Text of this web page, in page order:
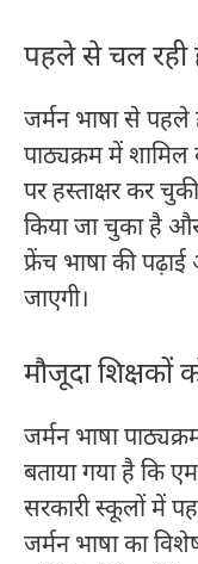
पहले से चल रही
जर्मन भाषा से पहले
पाठ्यक्रम में
पर हस्ताक्षर कर
किया जा चुका है और
फ्रेंच भाषा की
जाएगी।
मौजूदा शिक्षकों
जर्मन भाषा
बताया गया है कि
सरकारी स्कूलों में
जर्मन भाषा का